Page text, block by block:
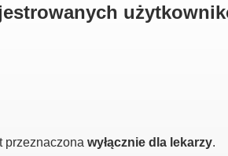
przeznaczona wyłącznie dla lekarzy.